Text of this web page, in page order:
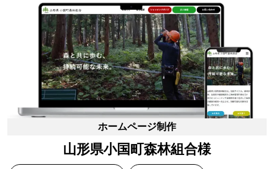
ホームページ制作
山形県小国町森林組合様